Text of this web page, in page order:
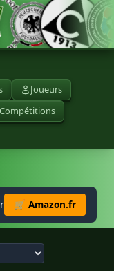
Joueurs
Compétitions
🛒 Amazon.fr